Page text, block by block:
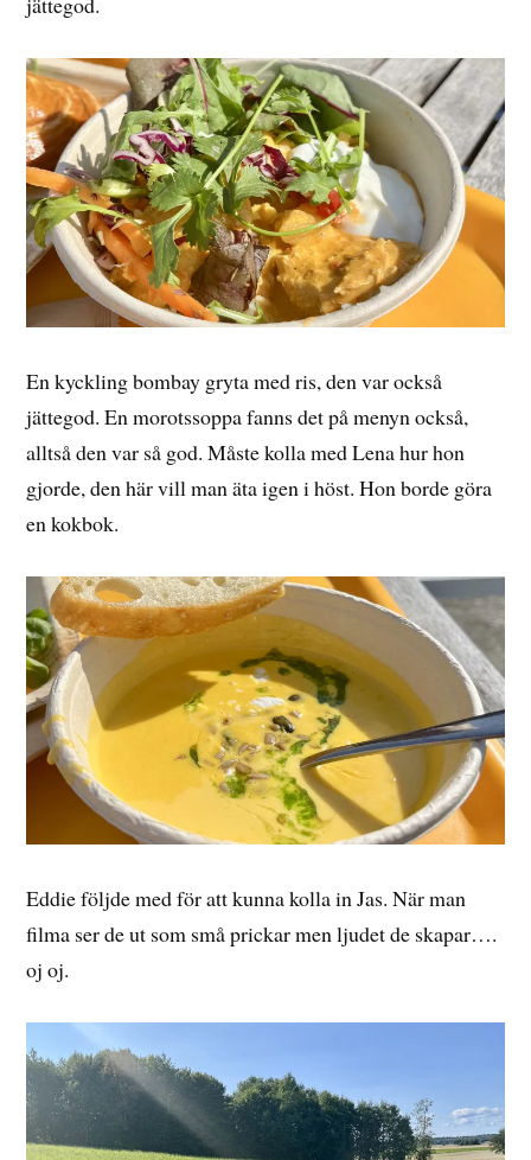
En kyckling bombay gryta med ris, den var också
jättegod. En morotssoppa fanns det på menyn också,
alltså den var så god. Måste kolla med Lena hur hon
gjorde, den här vill man äta igen i höst. Hon borde göra
en kokbok.
Eddie följde med för att kunna kolla in Jas. När man
filma ser de ut som små prickar men ljudet de skapar….
oj oj.